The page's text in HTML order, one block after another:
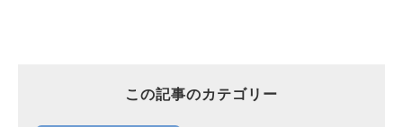
この記事のカテゴリー